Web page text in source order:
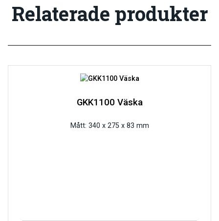
Relaterade produkter
GKK1100 Väska
Mått: 340 x 275 x 83 mm